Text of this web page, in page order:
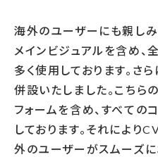
海外のユーザーにも親しみ
メインビジュアルを含め
多く使用しております。さ
併設いたしました。こちら
フォームを含め、すべての
しております。それにより
外のユーザーがスムーズ